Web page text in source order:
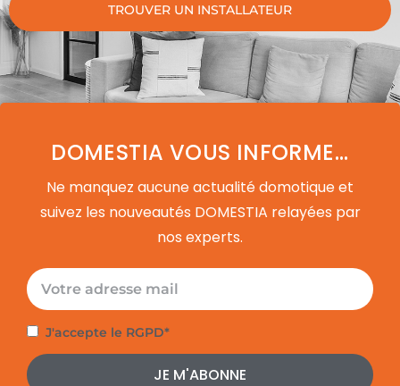
TROUVER UN INSTALLATEUR
DOMESTIA VOUS INFORME...
Ne manquez aucune actualité domotique et
suivez les nouveautés DOMESTIA relayées par
nos experts.
E-
mail
Politique
de
J'accepte le RGPD*
JE M'ABONNE